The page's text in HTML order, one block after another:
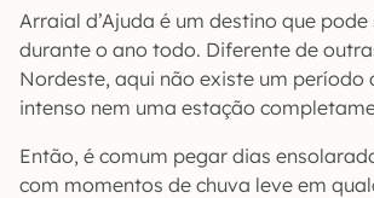
Arraial d’Ajuda é um destino que
durante o ano todo. Diferente de
Nordeste, aqui não existe um período
intenso nem uma estação
Então, é comum pegar dias
com momentos de chuva leve em